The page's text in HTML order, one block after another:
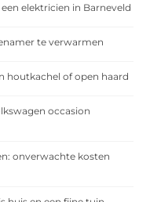
elektricien in Barneveld
te verwarmen
houtkachel of open haard
occasion
onverwachte kosten